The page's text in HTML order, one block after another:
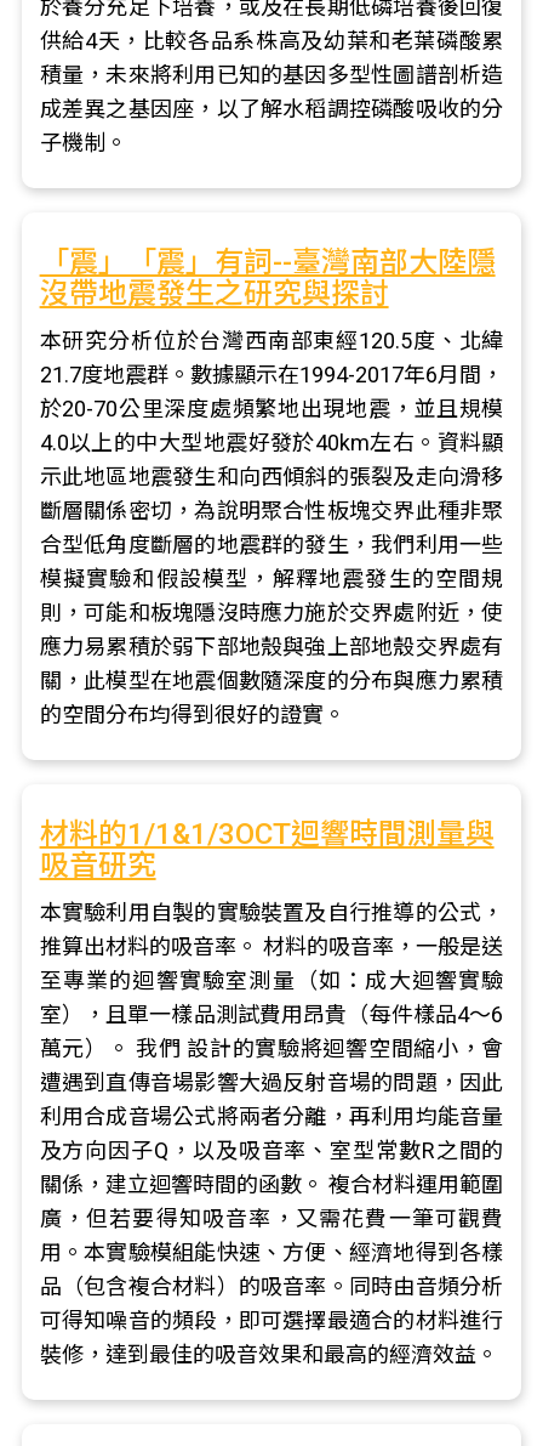
於養分充足下培養，或及在長期低磷培養後回復
供給4天，比較各品系株高及幼葉和老葉磷酸累
積量，未來將利用已知的基因多型性圖譜剖析造
成差異之基因座，以了解水稻調控磷酸吸收的分
子機制。
「震」「震」有詞--臺灣南部大陸隱
沒帶地震發生之研究與探討
本研究分析位於台灣西南部東經120.5度、北緯
21.7度地震群。數據顯示在1994-2017年6月間，
於20-70公里深度處頻繁地出現地震，並且規模
4.0以上的中大型地震好發於40km左右。資料顯
示此地區地震發生和向西傾斜的張裂及走向滑移
斷層關係密切，為說明聚合性板塊交界此種非聚
合型低角度斷層的地震群的發生，我們利用一些
模擬實驗和假設模型，解釋地震發生的空間規
則，可能和板塊隱沒時應力施於交界處附近，使
應力易累積於弱下部地殼與強上部地殼交界處有
關，此模型在地震個數隨深度的分布與應力累積
的空間分布均得到很好的證實。
材料的1/1&1/3OCT迴響時間測量與
吸音研究
本實驗利用自製的實驗裝置及自行推導的公式，
推算出材料的吸音率。 材料的吸音率，一般是送
至專業的迴響實驗室測量（如：成大迴響實驗
室），且單一樣品測試費用昂貴（每件樣品4～6
萬元）。 我們 設計的實驗將迴響空間縮小，會
遭遇到直傳音場影響大過反射音場的問題，因此
利用合成音場公式將兩者分離，再利用均能音量
及方向因子Q，以及吸音率、室型常數R之間的
關係，建立迴響時間的函數。 複合材料運用範圍
廣，但若要得知吸音率，又需花費一筆可觀費
用。本實驗模組能快速、方便、經濟地得到各樣
品（包含複合材料）的吸音率。同時由音頻分析
可得知噪音的頻段，即可選擇最適合的材料進行
裝修，達到最佳的吸音效果和最高的經濟效益。